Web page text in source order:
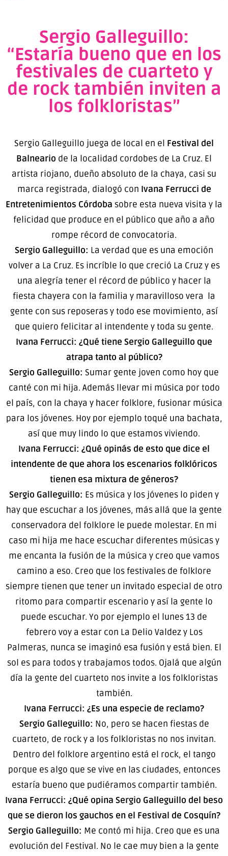
Sergio Galleguillo:
“Estaría bueno que en los
festivales de cuarteto y
de rock también inviten a
los folkloristas”
Sergio Galleguillo juega de local en el Festival del
Balneario de la localidad cordobes de La Cruz. El
artista riojano, dueño absoluto de la chaya, casi su
marca registrada, dialogó con Ivana Ferrucci de
Entretenimientos Córdoba sobre esta nueva visita y la
felicidad que produce en el público que año a año
rompe récord de convocatoria.
Sergio Galleguillo: La verdad que es una emoción
volver a La Cruz. Es incríble lo que creció La Cruz y es
una alegría tener el récord de público y hacer la
fiesta chayera con la familia y maravilloso vera la
gente con sus reposeras y todo ese movimiento, así
que quiero felicitar al intendente y toda su gente.
Ivana Ferrucci: ¿Qué tiene Sergio Galleguillo que
atrapa tanto al público?
Sergio Galleguillo: Sumar gente joven como hoy que
canté con mi hija. Además llevar mi música por todo
el país, con la chaya y hacer folklore, fusionar música
para los jóvenes. Hoy por ejemplo toqué una bachata,
así que muy lindo lo que estamos viviendo.
Ivana Ferrucci: ¿Qué opinás de esto que dice el
intendente de que ahora los escenarios folklóricos
tienen esa mixtura de géneros?
Sergio Galleguillo: Es música y los jóvenes lo piden y
hay que escuchar a los jóvenes, más allá que la gente
conservadora del folklore le puede molestar. En mi
caso mi hija me hace escuchar diferentes músicas y
me encanta la fusión de la música y creo que vamos
camino a eso. Creo que los festivales de folklore
siempre tienen que tener un invitado especial de otro
ritomo para compartir escenario y así la gente lo
puede escuchar. Yo por ejemplo el lunes 13 de
febrero voy a estar con La Delio Valdez y Los
Palmeras, nunca se imaginó esa fusión y está bien. El
sol es para todos y trabajamos todos. Ojalá que algún
día la gente del cuarteto nos invite a los folkloristas
también.
Ivana Ferrucci: ¿Es una especie de reclamo?
Sergio Galleguillo: No, pero se hacen fiestas de
cuarteto, de rock y a los folkloristas no nos invitan.
Dentro del folklore argentino está el rock, el tango
porque es algo que se vive en las ciudades, entonces
estaría bueno que pudiéramos compartir también.
Ivana Ferrucci: ¿Qué opina Sergio Galleguillo del beso
que se dieron los gauchos en el Festival de Cosquín?
Sergio Galleguillo: Me contó mi hija. Creo que es una
evolución del Festival. No le cae muy bien a la gente